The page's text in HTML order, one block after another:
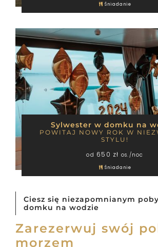
Śniadanie
Sylwester w domku na
POWITAJ NOWY ROK W
STYLU!
od 650 zł os./noc
Śniadanie
Zarezerwuj swój
morzem
Ciesz się niezapomnianym
domku na wodzie